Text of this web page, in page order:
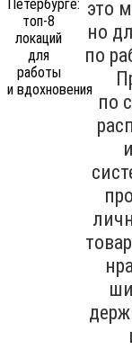
это
но
по
по